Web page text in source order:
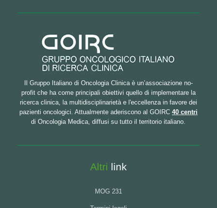
Il Gruppo Italiano di Oncologia Clinica è un’associazione no-
profit che ha come principali obiettivi quello di implementare la
ricerca clinica, la multidisciplinarietà e l'eccellenza in favore dei
pazienti oncologici. Attualmente aderiscono al GOIRC 40 centri
di Oncologia Medica, diffusi su tutto il territorio italiano.
Altri link
MOG 231